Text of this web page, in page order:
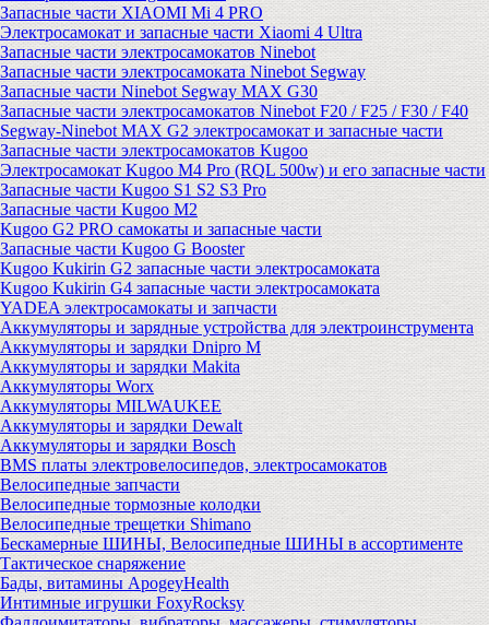
Запасные части XIAOMI Mi 4 PRO
Электросамокат и запасные части Xiaomi 4 Ultra
Запасные части электросамокатов Ninebot
Запасные части электросамоката Ninebot Segway
Запасные части Ninebot Segway MAX G30
Запасные части электросамокатов Ninebot F20 / F25 / F30 / F40
Segway-Ninebot MAX G2 электросамокат и запасные части
Запасные части электросамокатов Kugoo
Электросамокат Kugoo M4 Pro (RQL 500w) и его запасные части
Запасные части Kugoo S1 S2 S3 Pro
Запасные части Kugoo M2
Kugoo G2 PRO самокаты и запасные части
Запасные части Kugoo G Booster
Kugoo Kukirin G2 запасные части электросамоката
Kugoo Kukirin G4 запасные части электросамоката
YADEA электросамокаты и запчасти
Аккумуляторы и зарядные устройства для электроинструмента
Аккумуляторы и зарядки Dnipro M
Аккумуляторы и зарядки Makita
Аккумуляторы Worx
Аккумуляторы MILWAUKEE
Аккумуляторы и зарядки Dewalt
Аккумуляторы и зарядки Bosch
BMS платы электровелосипедов, электросамокатов
Велосипедные запчасти
Велосипедные тормозные колодки
Велосипедные трещетки Shimano
Бескамерные ШИНЫ, Велосипедные ШИНЫ в ассортименте
Тактическое снаряжение
Бады, витамины ApogeyHealth
Интимные игрушки FoxyRocksy